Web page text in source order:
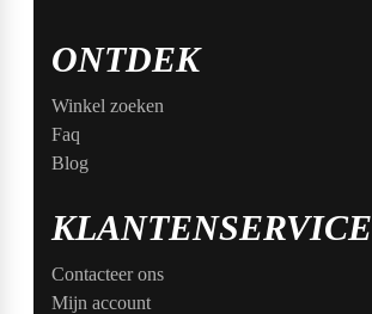
ONTDEK
Winkel zoeken
Faq
Blog
KLANTENSERVICE
Contacteer ons
Mijn account